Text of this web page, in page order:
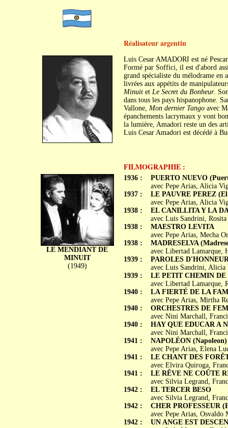
Réalisateur argentin
Luis Cesar AMADORI est né
Formé par Soffici, il est d'abord
grand spécialiste du mélodrame en
livrées aux appétits de
Minuitet Le Secret du Bonheur.
dans tous les pays hispanophone.
Vallone, Mon dernier Tangoavec
épanchements lacrymaux y vont
la lumière, Amadori reste un des
Luis Cesar Amadori est décédé à
FILMOGRAPHIE :
LE MENDIANT DE
MINUIT
(1949)
1936 :
1937 :
1938 :
1938 :
1938 :
1939 :
1939 :
1940 :
1940 :
1940 :
1941 :
1941 :
1941 :
1942 :
1942 :
1942 :
PUERTO NUEVO
avec Pepe Arias, Alicia
LE PAUVRE PEREZ (El
avec Pepe Arias, Alicia
EL CANILLITA Y LA
avec Luis Sandrini,
MAESTRO LEVITA
avec Pepe Arias, Mecha
MADRESELVA
avec Libertad Lamarque,
PAROLES
avec Luis Sandrini, Alicia
LE PETIT CHEMIN
avec Libertad Lamarque,
LA FIERTÉ DE LA
avec Pepe Arias, Mirtha
ORCHESTRES DE
avec Nini Marchall,
HAY QUE EDUCAR A
avec Nini Marchall,
NAPOLÉON (Napoleon)
avec Pepe Arias, Elena
LE CHANT DES
avec Elvira Quiroga,
LE RÊVE NE COÛTE
avec Silvia Legrand,
EL TERCER BESO
avec Silvia Legrand,
CHER PROFESSEUR
avec Pepe Arias,
UN ANGE EST